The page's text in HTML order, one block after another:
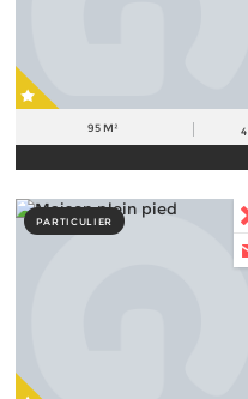
95 M² 4
PARTICULIER